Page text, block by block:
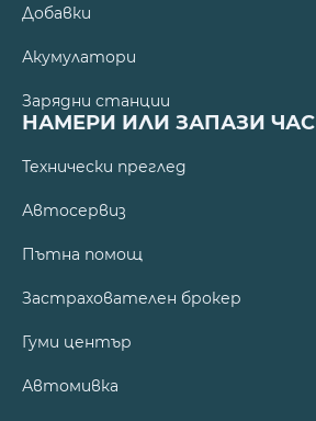
Добавки
Акумулатори
Зарядни станции
НАМЕРИ ИЛИ ЗАПАЗИ ЧАС
Технически преглед
Автосервиз
Пътна помощ
Застрахователен брокер
Гуми център
Автомивка